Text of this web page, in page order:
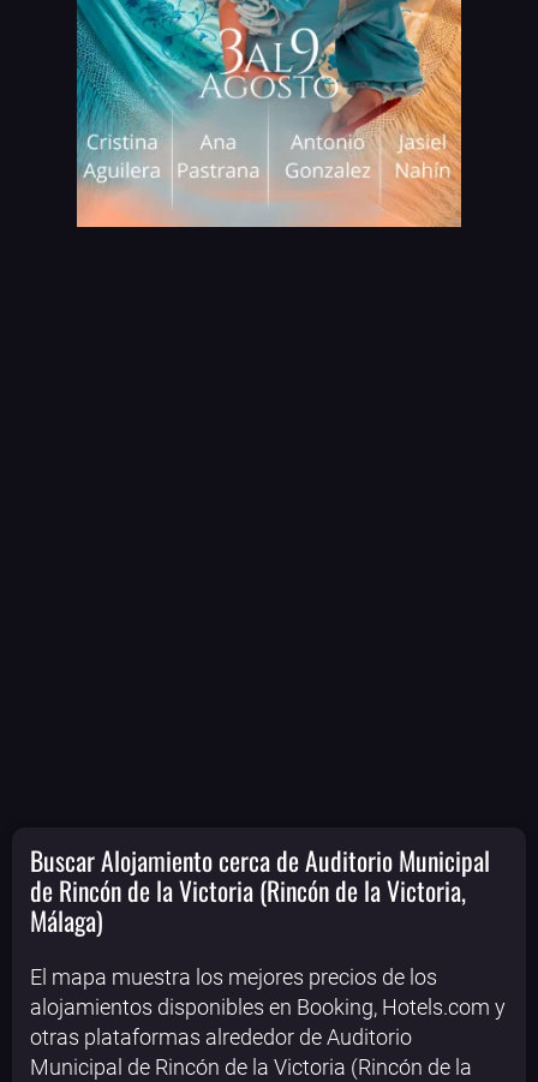
Buscar Alojamiento cerca de Auditorio Municipal
de Rincón de la Victoria (Rincón de la Victoria,
Málaga)
El mapa muestra los mejores precios de los
alojamientos disponibles en Booking, Hotels.com y
otras plataformas alrededor de Auditorio
Municipal de Rincón de la Victoria (Rincón de la